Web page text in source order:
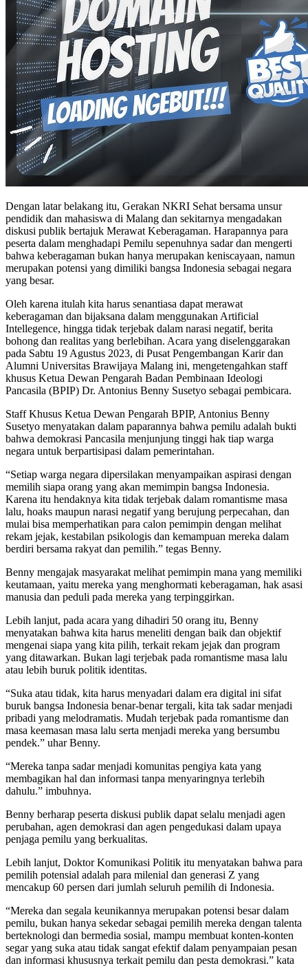
Dengan latar belakang itu, Gerakan NKRI Sehat bersama unsur
pendidik dan mahasiswa di Malang dan sekitarnya mengadakan
diskusi publik bertajuk Merawat Keberagaman. Harapannya para
peserta dalam menghadapi Pemilu sepenuhnya sadar dan mengerti
bahwa keberagaman bukan hanya merupakan keniscayaan, namun
merupakan potensi yang dimiliki bangsa Indonesia sebagai negara
yang besar.
Oleh karena itulah kita harus senantiasa dapat merawat
keberagaman dan bijaksana dalam menggunakan Artificial
Intellegence, hingga tidak terjebak dalam narasi negatif, berita
bohong dan realitas yang berlebihan. Acara yang diselenggarakan
pada Sabtu 19 Agustus 2023, di Pusat Pengembangan Karir dan
Alumni Universitas Brawijaya Malang ini, mengetengahkan staff
khusus Ketua Dewan Pengarah Badan Pembinaan Ideologi
Pancasila (BPIP) Dr. Antonius Benny Susetyo sebagai pembicara.
Staff Khusus Ketua Dewan Pengarah BPIP, Antonius Benny
Susetyo menyatakan dalam paparannya bahwa pemilu adalah bukti
bahwa demokrasi Pancasila menjunjung tinggi hak tiap warga
negara untuk berpartisipasi dalam pemerintahan.
“Setiap warga negara dipersilakan menyampaikan aspirasi dengan
memilih siapa orang yang akan memimpin bangsa Indonesia.
Karena itu hendaknya kita tidak terjebak dalam romantisme masa
lalu, hoaks maupun narasi negatif yang berujung perpecahan, dan
mulai bisa memperhatikan para calon pemimpin dengan melihat
rekam jejak, kestabilan psikologis dan kemampuan mereka dalam
berdiri bersama rakyat dan pemilih.” tegas Benny.
Benny mengajak masyarakat melihat pemimpin mana yang memiliki
keutamaan, yaitu mereka yang menghormati keberagaman, hak asasi
manusia dan peduli pada mereka yang terpinggirkan.
Lebih lanjut, pada acara yang dihadiri 50 orang itu, Benny
menyatakan bahwa kita harus meneliti dengan baik dan objektif
mengenai siapa yang kita pilih, terkait rekam jejak dan program
yang ditawarkan. Bukan lagi terjebak pada romantisme masa lalu
atau lebih buruk politik identitas.
“Suka atau tidak, kita harus menyadari dalam era digital ini sifat
buruk bangsa Indonesia benar-benar tergali, kita tak sadar menjadi
pribadi yang melodramatis. Mudah terjebak pada romantisme dan
masa keemasan masa lalu serta menjadi mereka yang bersumbu
pendek.” uhar Benny.
“Mereka tanpa sadar menjadi komunitas pengiya kata yang
membagikan hal dan informasi tanpa menyaringnya terlebih
dahulu.” imbuhnya.
Benny berharap peserta diskusi publik dapat selalu menjadi agen
perubahan, agen demokrasi dan agen pengedukasi dalam upaya
penjaga pemilu yang berkualitas.
Lebih lanjut, Doktor Komunikasi Politik itu menyatakan bahwa para
pemilih potensial adalah para milenial dan generasi Z yang
mencakup 60 persen dari jumlah seluruh pemilih di Indonesia.
“Mereka dan segala keunikannya merupakan potensi besar dalam
pemilu, bukan hanya sekedar sebagai pemilih mereka dengan talenta
berteknologi dan bermedia sosial, mampu membuat konten-konten
segar yang suka atau tidak sangat efektif dalam penyampaian pesan
dan informasi khususnya terkait pemilu dan pesta demokrasi.” kata